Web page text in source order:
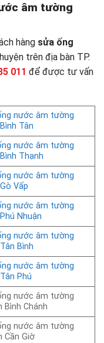
âm tường
hàng sửa ống
trên địa bàn TP.
011 để được tư vấn
nước âm tường
Tân
nước âm tường
Thạnh
nước âm tường
Vấp
nước âm tường
Nhuận
nước âm tường
Bình
nước âm tường
Phú
nước âm tường
Bình Chánh
nước âm tường
Cần Giờ